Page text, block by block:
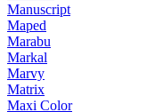
Manuscript
Maped
Marabu
Markal
Marvy
Matrix
Maxi Color